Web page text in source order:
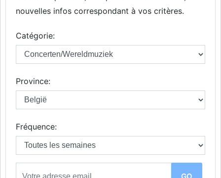
nouvelles infos correspondant à vos critères.
Catégorie:
Province:
Fréquence: